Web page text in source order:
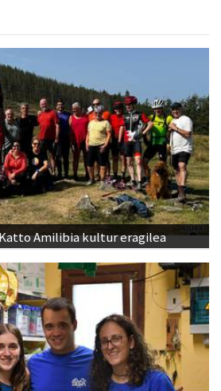
Amilibia kultur eragilea